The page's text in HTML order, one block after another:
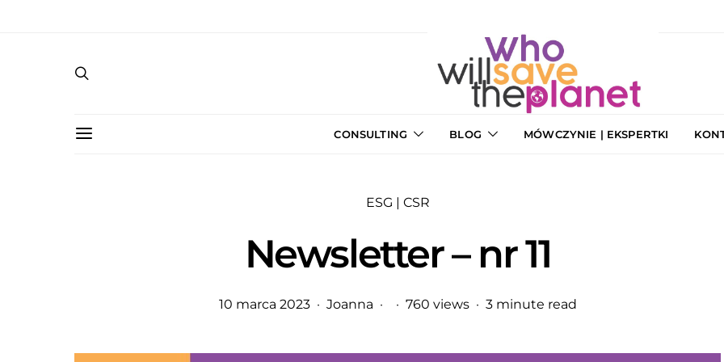
CONSULTING BLOG MÓWCZYNIE | EKSPERTKI
ESG | CSR
Newsletter – nr 11
10 marca 2023 Joanna 760 views 3 minute read